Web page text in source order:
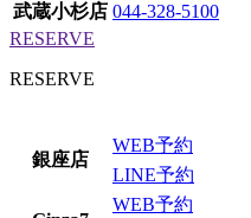
武蔵小杉店 044-328-5100
RESERVE
RESERVE
銀座店
WEB予約
LINE予約
WEB予約